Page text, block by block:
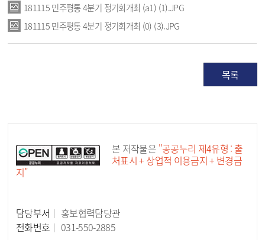
181115 민주평통 4분기 정기회개최 (a1) (1).JPG
181115 민주평통 4분기 정기회개최 (0) (3).JPG
목록
본 저작물은 "공공누리 제4유형 : 출
처표시 + 상업적 이용금지 + 변경금
지"
담당부서
홍보협력담당관
전화번호
031-550-2885